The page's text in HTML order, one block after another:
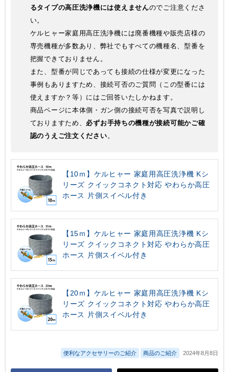
るタイプの高圧洗浄機には使えませんのでご注意くださ
い。
ケルヒャー家庭用高圧洗浄機には廃番機種や販売店様の
専売機種が多数あり、弊社でもすべての機種名、型番を
把握できておりません。
また、型番が同じであっても接続の仕様が変更になった
事例もありますため、接続可否のご質問（この型番には
使えますか？等）にはご回答いたしかねます。
商品ページに本体側・ガン側の接続可否を写真で説明し
ておりますため、 必ずお手持ちの機種が接続可能かご確
認のうえご注文ください。
【10ｍ】ケルヒャー 家庭用高圧洗浄機 Kシ
リーズ クイックコネクト対応 やわらか高圧
ホース 片側スイベル付き
【15ｍ】ケルヒャー 家庭用高圧洗浄機 Kシ
リーズ クイックコネクト対応 やわらか高圧
ホース 片側スイベル付き
【20ｍ】ケルヒャー 家庭用高圧洗浄機 Kシ
リーズ クイックコネクト対応 やわらか高圧
ホース 片側スイベル付き
便利なアクセサリーのご紹介 商品のご紹介 2024年8月8日